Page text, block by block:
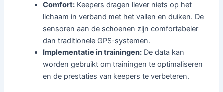
Comfort: Keepers dragen liever niets op het
lichaam in verband met het vallen en duiken. De
sensoren aan de schoenen zijn comfortabeler
dan traditionele GPS-systemen.
Implementatie in trainingen: De data kan
worden gebruikt om trainingen te optimaliseren
en de prestaties van keepers te verbeteren.